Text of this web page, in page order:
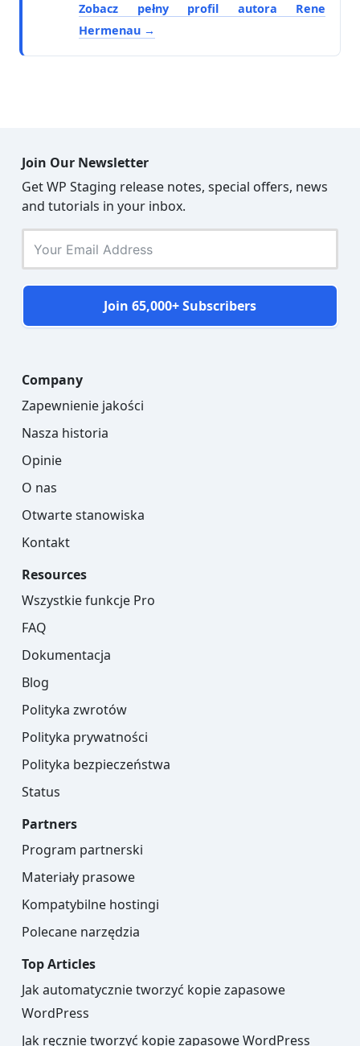
Zobacz pełny profil autora Rene
Hermenau
Join Our Newsletter
Get WP Staging release notes, special offers, news
and tutorials in your inbox.
Join 65,000+ Subscribers
Company
Zapewnienie jakości
Nasza historia
Opinie
O nas
Otwarte stanowiska
Kontakt
Resources
Wszystkie funkcje Pro
FAQ
Dokumentacja
Blog
Polityka zwrotów
Polityka prywatności
Polityka bezpieczeństwa
Status
Partners
Program partnerski
Materiały prasowe
Kompatybilne hostingi
Polecane narzędzia
Top Articles
Jak automatycznie tworzyć kopie zapasowe
WordPress
Jak ręcznie tworzyć kopie zapasowe WordPress